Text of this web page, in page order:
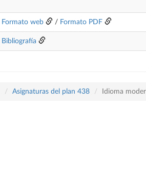
Formato web / Formato PDF
Bibliografía
Asignaturas del plan 438 Idioma